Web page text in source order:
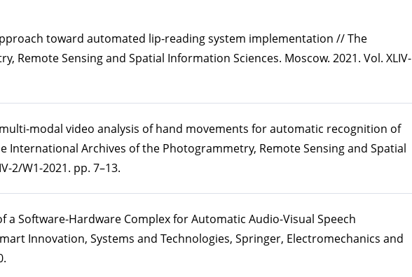
toward automated lip-reading system implementation // The
Remote Sensing and Spatial Information Sciences. Moscow. 2021. Vol. XLIV-
modal video analysis of hand movements for automatic recognition of
International Archives of the Photogrammetry, Remote Sensing and Spatial
2/W1-2021. pp. 7–13.
a Software-Hardware Complex for Automatic Audio-Visual Speech
Innovation, Systems and Technologies, Springer, Electromechanics and